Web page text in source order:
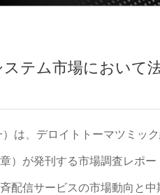
ステム市場において
は、デロイトトーマツミッ
）が発刊する市場調査レポー
配信サービスの市場動向と中